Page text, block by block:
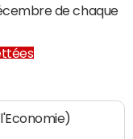
de chaque